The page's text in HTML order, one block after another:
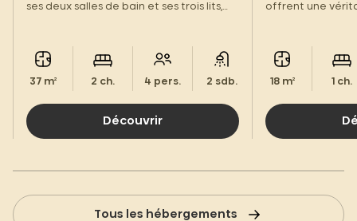
ses deux salles de bain et ses trois lits,
entre design et détente.
37 m² 2 ch. 4 pers. 2 sdb.
Découvrir
offrent une
18 m² 1 ch.
Tous les hébergements